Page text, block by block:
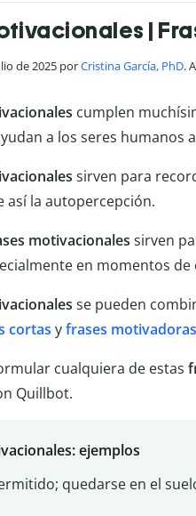
|
de 2025 porCristina García, PhD.
cumplen
a los seres humanos
sirven para
así la autopercepción.
motivacionales sirven
en momentos de
se pueden
cortas yfrases
cualquiera de estas
Quillbot.
ejemplos
quedarse en el